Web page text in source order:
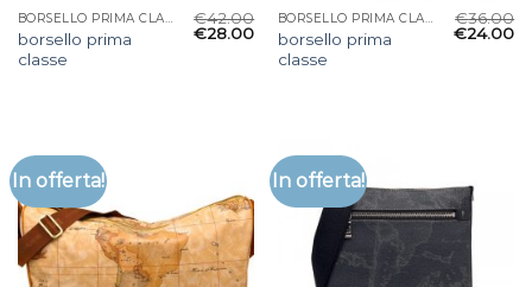
BORSELLO PRIMA CLASSE
borsello prima
classe
€42.00
€28.00
BORSELLO PRIMA CLASSE
borsello prima
classe
€36.00
€24.00
In offerta! In offerta!